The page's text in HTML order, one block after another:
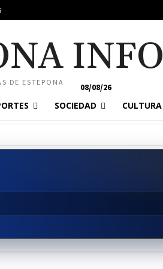
INFO
DE ESTEPONA 08/08/26
SOCIEDAD CULTURA